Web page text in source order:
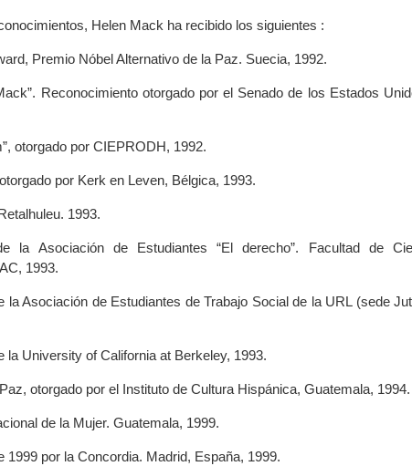
Helen Mack ha recibido los siguientes :
Premio Nóbel Alternativo de la Paz. Suecia, 1992.
Reconocimiento otorgado por el Senado de los Estados
otorgado por CIEPRODH, 1992.
por Kerk en Leven, Bélgica, 1993.
1993.
la Asociación de Estudiantes “El derecho”. Facultad de
1993.
la Asociación de Estudiantes de Trabajo Social de la URL (sede
la University of California at Berkeley, 1993.
otorgado por el Instituto de Cultura Hispánica, Guatemala, 1994.
de la Mujer. Guatemala, 1999.
1999 por la Concordia. Madrid, España, 1999.